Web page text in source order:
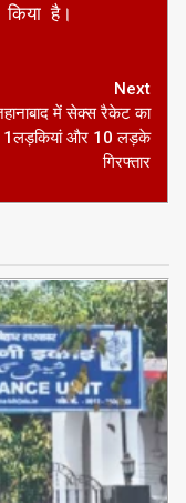
है।
Next
में सेक्स रैकेट का
और 10 लड़के
गिरफ्तार